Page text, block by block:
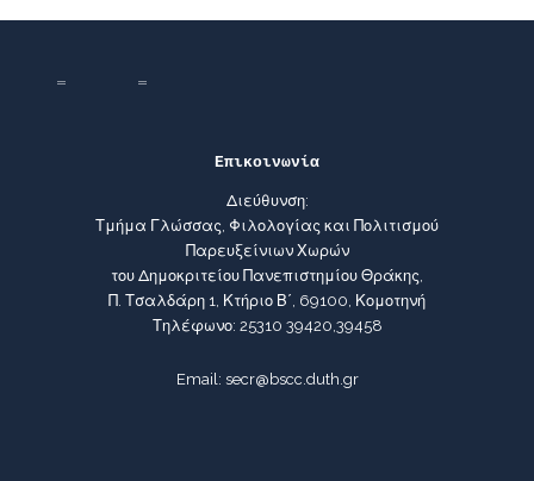
Επικοινωνία
Διεύθυνση:
Τμήμα Γλώσσας, Φιλολογίας και Πολιτισμού
Παρευξείνιων Χωρών
του Δημοκριτείου Πανεπιστημίου Θράκης,
Π. Τσαλδάρη 1, Κτήριο Β΄, 69100, Κομοτηνή
Τηλέφωνο: 25310 39420,39458
Email: secr@bscc.duth.gr